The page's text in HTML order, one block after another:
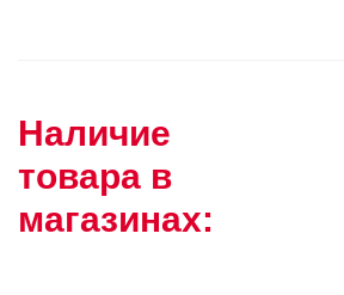
Наличие
товара в
магазинах: